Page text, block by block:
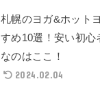
札幌のヨガ&ホット
すめ10選！安い初心
なのはここ！
2024.02.04